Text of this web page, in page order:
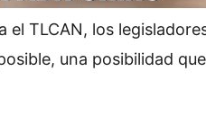
el TLCAN, los
una posibilidad